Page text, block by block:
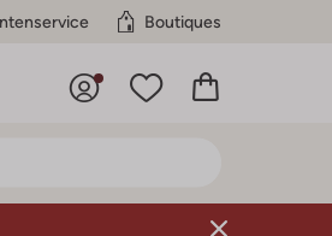
Boutiques